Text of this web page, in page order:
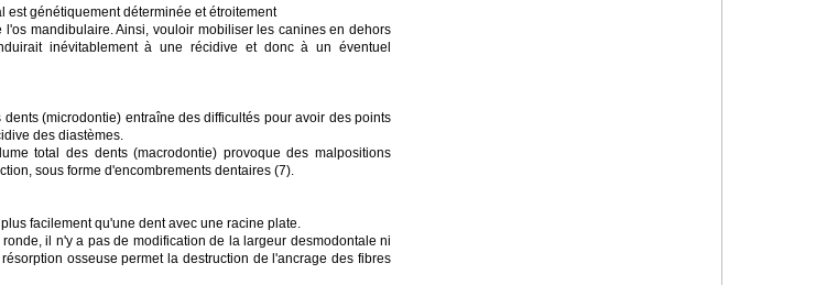
génétiquement déterminée et étroitement
mandibulaire. Ainsi, vouloir mobiliser les canines en dehors
inévitablement à une récidive et donc à un éventuel
(microdontie) entraîne des difficultés pour avoir des points
des diastèmes.
total des dents (macrodontie) provoque des malpositions
sous forme d'encombrements dentaires (7).
facilement qu'une dent avec une racine plate.
il n'y a pas de modification de la largeur desmodontale ni
osseuse permet la destruction de l'ancrage des fibres